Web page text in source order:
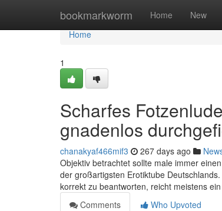
bookmarkworm Home New
Home
Home
1
Scharfes
gnadenlos
chanakyaf466mif3 267 days ago
Objektiv betrachtet sollte male immer
der großartigsten Erotiktube
korrekt zu beantworten, reicht meistens
Comments
Who Upvoted